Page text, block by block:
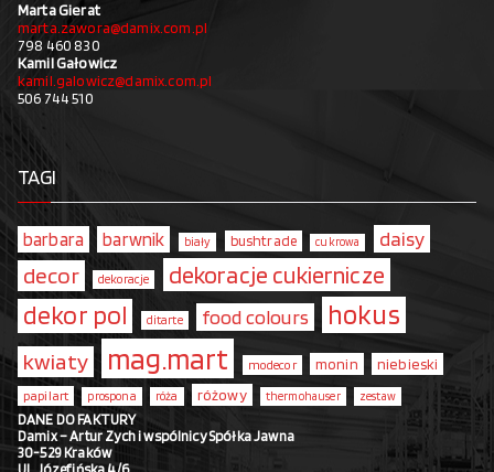
Marta Gierat
marta.zawora@damix.com.pl
798 460 830
Kamil Gałowicz
kamil.galowicz@damix.com.pl
506 744 510
TAGI
barbara barwnik biały bushtrade cukrowa daisy
decor dekoracje dekoracje cukiernicze
dekor pol ditarte food colours hokus
kwiaty mag.mart modecor monin niebieski
papilart prospona róża różowy thermohauser zestaw
DANE DO FAKTURY
Damix – Artur Zych i wspólnicy Spółka Jawna
30-529 Kraków